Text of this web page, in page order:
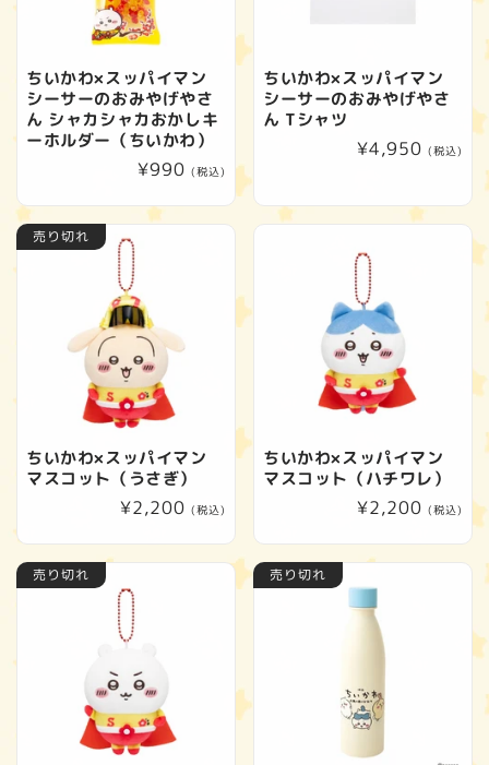
ちいかわ×スッパイマン
シーサーのおみやげやさ
ん シャカシャカおかしキ
ーホルダー（ちいかわ）
通
価
¥990 (税込)
ちいかわ×スッパイマン
シーサーのおみやげやさ
ん Tシャツ
通
¥4,950 (税込)
売り切れ
ちいかわ×スッパイマン
マスコット（うさぎ）
通
格
¥2,200 (税込)
ちいかわ×スッパイマン
マスコット（ハチワレ）
通
価
格
¥2,200 (税込)
売り切れ 売り切れ